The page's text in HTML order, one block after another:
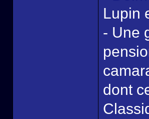
Lupin
- Une
dont